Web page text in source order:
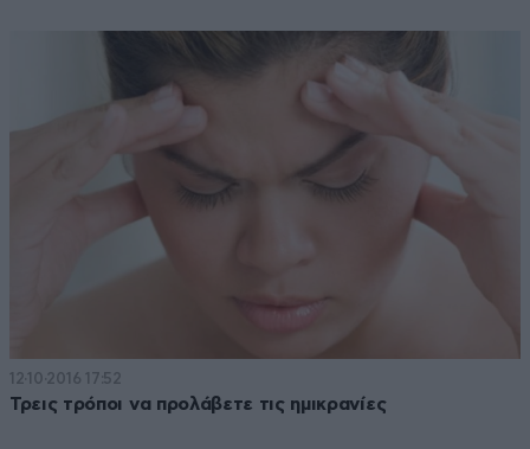
12·10·2016 17:52
Τρεις τρόποι να προλάβετε τις ημικρανίες